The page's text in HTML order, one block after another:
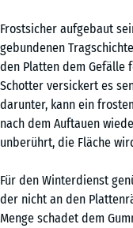
Frostsicher aufgebaut
gebundenen
den Platten dem Gefälle
Schotter versickert es
darunter, kann ein
nach dem Auftauen
unberührt, die Fläche
Für den Winterdienst
der nicht an den
Menge schadet dem